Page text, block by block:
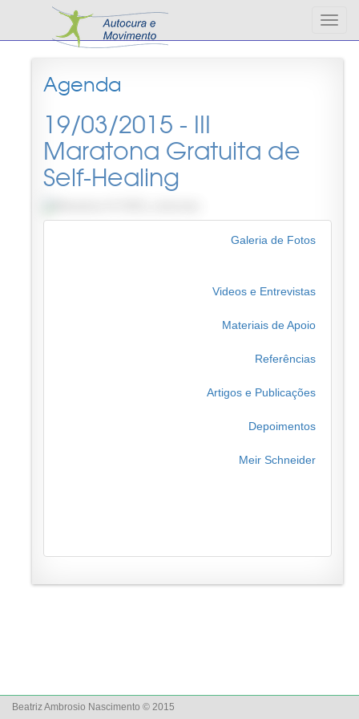
Agenda
19/03/2015 - III
Maratona Gratuita de
Self-Healing
Galeria de Fotos
Videos e Entrevistas
Materiais de Apoio
Referências
Artigos e Publicações
Depoimentos
Meir Schneider
Beatriz Ambrosio Nascimento © 2015